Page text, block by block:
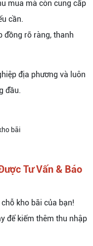
mua mà còn cung cấp
cần.
đồng rõ ràng, thanh
địa phương và luôn
đầu.
Tư Vấn & Báo
kho bãi của bạn!
để kiếm thêm thu nhập